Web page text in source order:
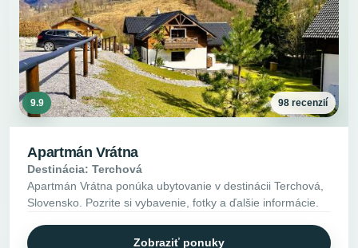
9.9 98 recenzií
Apartmán Vrátna
Destinácia: Terchová
Apartmán Vrátna ponúka ubytovanie v destinácii Terchová,
Slovensko. Pozrite si vybavenie, fotky a ďalšie informácie.
Zobraziť ponuky